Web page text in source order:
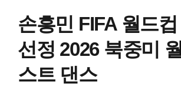
손흥민 FIFA 월드
선정 2026 북중미
스트 댄스